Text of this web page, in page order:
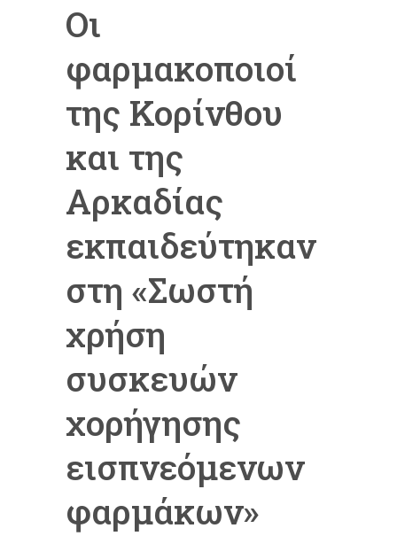
Οι
φαρμακοποιοί
της Κορίνθου
και της
Αρκαδίας
εκπαιδεύτηκαν
στη «Σωστή
χρήση
συσκευών
χορήγησης
εισπνεόμενων
φαρμάκων»